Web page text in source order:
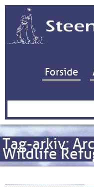
Forside
Søg
Tag-arkiv:
Wildlife